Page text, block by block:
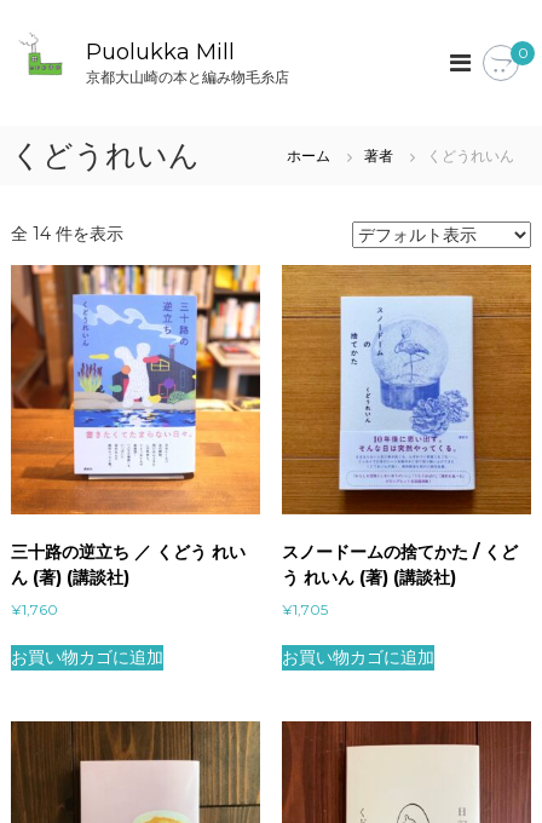
プ
Puolukka Mill
京都大山崎の本と編み物毛糸店
0
くどうれいん ホーム 著者 くどうれいん
全 14 件を表示
三十路の逆立ち ／ くどう れい
ん (著) (講談社)
¥1,760
お買い物カゴに追加
スノードームの捨てかた / くど
う れいん (著) (講談社)
¥1,705
お買い物カゴに追加